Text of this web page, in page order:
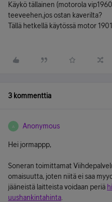
Käykö tällainen (motorola
teeveehen,jos ostan kaverilta?
Tällä hetkellä käytössä motor
3 kommenttia
A Anonymous
Hei jormappp,
Soneran toimittamat
omaisuutta, joten niitä ei saa
jääneistä laitteista voidaan periä
uushankintahinta